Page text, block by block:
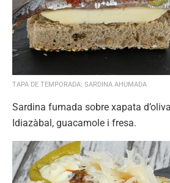
TAPA DE TEMPORADA: SARDINA AHUMADA
Sardina fumada sobre xapata
Idiazàbal, guacamole i fresa.